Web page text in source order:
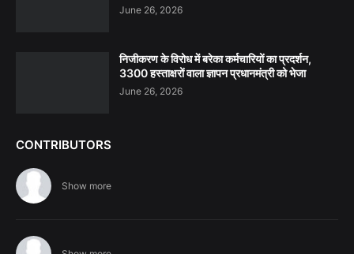
June 26, 2026
निजीकरण के विरोध में बरेका कर्मचारियों का प्रदर्शन,
3300 हस्ताक्षरों वाला ज्ञापन प्रधानमंत्री को भेजा
June 26, 2026
CONTRIBUTORS
Show more